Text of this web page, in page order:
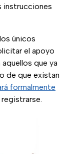
instrucciones
únicos
el apoyo
aquellos que ya
de que existan
formalmente